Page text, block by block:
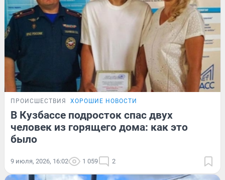
ПРОИСШЕСТВИЯ ХОРОШИЕ НОВОСТИ
В Кузбассе подросток спас двух
человек из горящего дома: как это
было
9 июля, 2026, 16:02 1 059 2